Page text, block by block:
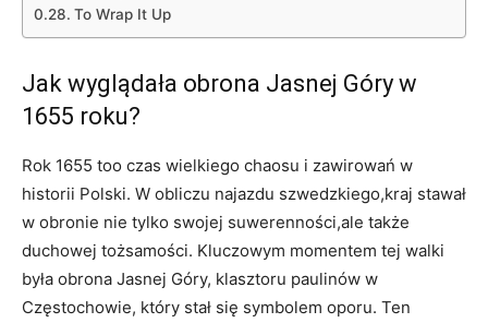
To Wrap ​It Up
Jak wyglądała obrona Jasnej Góry w
1655 roku?
Rok 1655 too czas wielkiego chaosu i zawirowań w
historii Polski. W obliczu najazdu szwedzkiego,kraj stawał
w obronie nie tylko swojej ⁤suwerenności,ale także
‍duchowej tożsamości. Kluczowym momentem tej walki
była obrona⁣ Jasnej Góry, klasztoru paulinów w
Częstochowie, który stał się symbolem oporu. Ten